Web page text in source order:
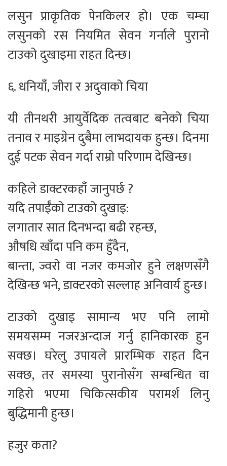
लसुन प्राकृतिक पेनकिलर हो। एक चम्चा
लसुनको रस नियमित सेवन गर्नाले पुरानो
टाउको दुखाइमा राहत दिन्छ।
६. धनियाँ, जीरा र अदुवाको चिया
यी तीनथरी आयुर्वेदिक तत्वबाट बनेको चिया
तनाव र माइग्रेन दुबैमा लाभदायक हुन्छ। दिनमा
दुई पटक सेवन गर्दा राम्रो परिणाम देखिन्छ।
कहिले डाक्टरकहाँ जानुपर्छ ?
यदि तपाईँको टाउको दुखाइ:
लगातार सात दिनभन्दा बढी रहन्छ,
औषधि खाँदा पनि कम हुँदैन,
बान्ता, ज्वरो वा नजर कमजोर हुने लक्षणसँगै
देखिन्छ भने, डाक्टरको सल्लाह अनिवार्य हुन्छ।
टाउको दुखाइ सामान्य भए पनि लामो
समयसम्म नजरअन्दाज गर्नु हानिकारक हुन
सक्छ। घरेलु उपायले प्रारम्भिक राहत दिन
सक्छ, तर समस्या पुरानोसँग सम्बन्धित वा
गहिरो भएमा चिकित्सकीय परामर्श लिनु
बुद्धिमानी हुन्छ।
हजुर कता?